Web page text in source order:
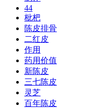
44
枇杷
陈皮排骨
二红皮
作用
药用价值
新陈皮
三七陈皮
灵芝
百年陈皮